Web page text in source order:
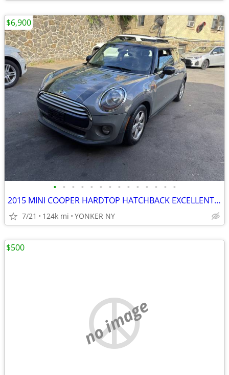
• • • • • • • • • • • • • •
2015 MINI COOPER HARDTOP HATCHBACK EXCELLENT CONDITION!!!
7/21 124k mi YONKER NY
$6,900
no image
$500